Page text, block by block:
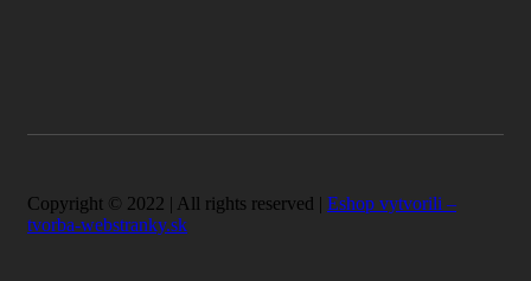
Copyright © 2022 | All rights reserved | Eshop vytvorili –
tvorba-webstranky.sk